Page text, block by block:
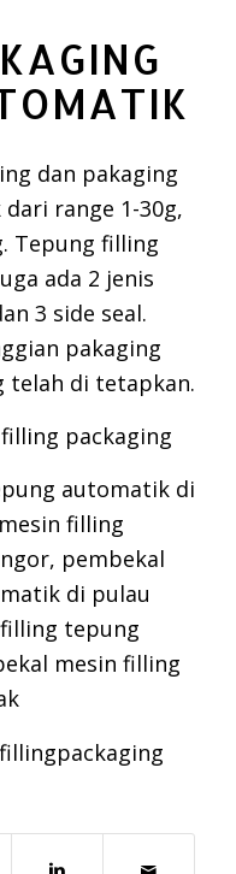
dan pakaging
range 1-30g,
Tepung filling
ada 2 jenis
3 side seal.
pakaging
telah di tetapkan.
packaging
automatik di
filling
pembekal
di pulau
tepung
mesin filling